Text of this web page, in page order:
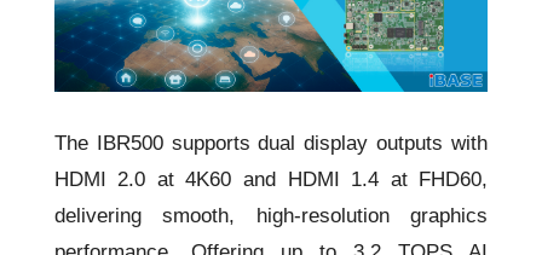
The IBR500 supports dual display outputs with
HDMI 2.0 at 4K60 and HDMI 1.4 at FHD60,
delivering smooth, high-resolution graphics